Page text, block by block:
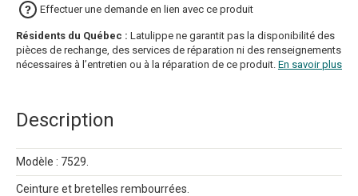
Effectuer une demande en lien avec ce produit
Résidents du Québec : Latulippe ne garantit pas la disponibilité des
pièces de rechange, des services de réparation ni des renseignements
nécessaires à l’entretien ou à la réparation de ce produit. En savoir plus
Description
Modèle : 7529.
Ceinture et bretelles rembourrées.